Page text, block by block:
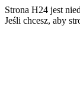
Strona H24 jest
Jeśli chcesz, aby